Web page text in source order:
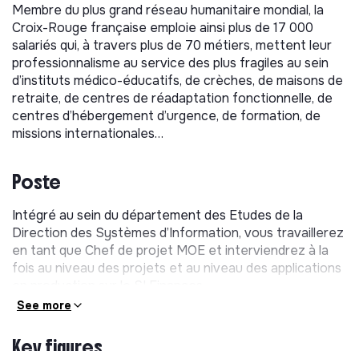
Membre du plus grand réseau humanitaire mondial, la
Croix-Rouge française emploie ainsi plus de 17 000
salariés qui, à travers plus de 70 métiers, mettent leur
professionnalisme au service des plus fragiles au sein
d’instituts médico-éducatifs, de crèches, de maisons de
retraite, de centres de réadaptation fonctionnelle, de
centres d’hébergement d’urgence, de formation, de
missions internationales…
Poste
Intégré au sein du département des Etudes de la
Direction des Systèmes d’Information, vous travaillerez
en tant que Chef de projet MOE et interviendrez à la
fois au niveau des projets et au niveau des applications
Vos principales missions seront :
MISSION 1 : PILOTER LES PROJETS EN PHASE
See more